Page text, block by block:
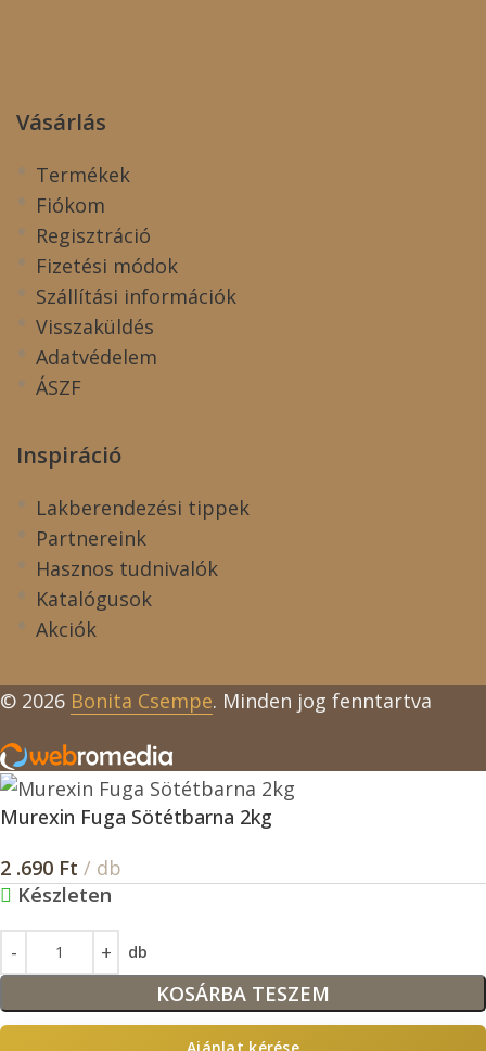
Vásárlás
Termékek
Fiókom
Regisztráció
Fizetési módok
Szállítási információk
Visszaküldés
Adatvédelem
ÁSZF
Inspiráció
Lakberendezési tippek
Partnereink
Hasznos tudnivalók
Katalógusok
Akciók
© 2026 Bonita Csempe. Minden jog fenntartva
Murexin Fuga Sötétbarna 2kg
2 .690 Ft / db
Készleten
db
KOSÁRBA TESZEM